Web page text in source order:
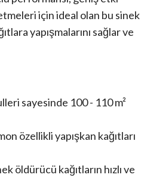
için ideal olan bu sinek
yapışmalarını sağlar ve
sayesinde 100 - 110 m²
özellikli yapışkan kağıtları
öldürücü kağıtların hızlı ve